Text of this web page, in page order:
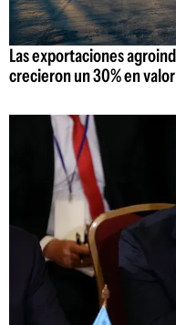
Las exportaciones
crecieron un 30% en